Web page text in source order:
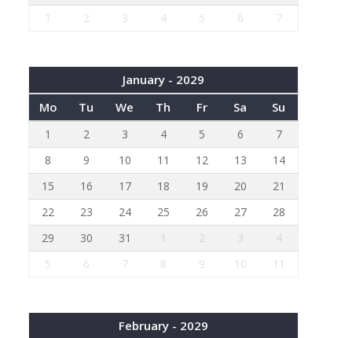
1
2 3 4 5 6 7
January - 2029
Mo
Tu We Th Fr Sa Su
1 2 3 4 5 6
7
8
9 10 11 12 13
14
15
16 17 18 19 20
21
22
23 24 25 26 27
28
29
30 31 1 2 3
4
5
6 7 8 9 10 11
February - 2029